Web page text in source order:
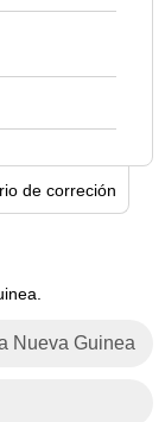
de correción
Nueva Guinea